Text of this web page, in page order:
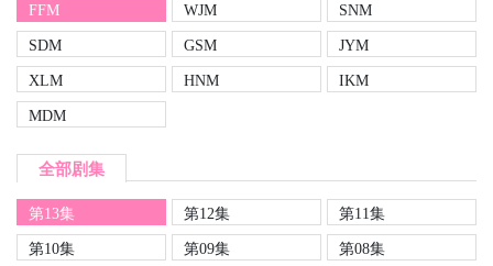
FFM WJM
SNM
SDM
GSM
JYM
XLM
HNM
IKM
MDM
全部剧集
第13集 第12集
第11集
第10集
第09集
第08集